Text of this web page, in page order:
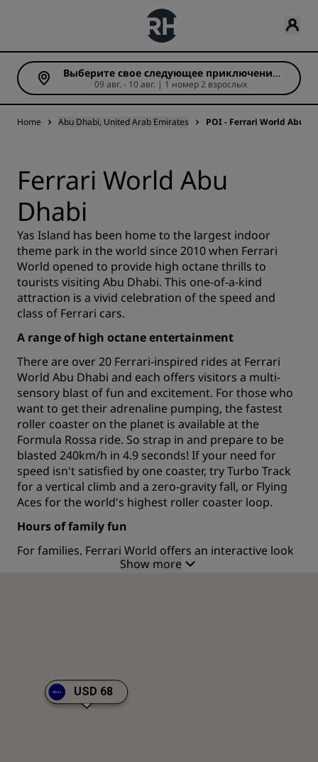
Выберите свое следующее приключение
(Число ночей: 1)09 авг. - 10 авг. | 1 номер 2 взрослых
Home Abu Dhabi, United Arab Emirates POI - Ferrari World Abu
Ferrari World Abu
Dhabi
Yas Island has been home to the largest indoor
theme park in the world since 2010 when Ferrari
World opened to provide high octane thrills to
tourists visiting Abu Dhabi. This one-of-a-kind
attraction is a vivid celebration of the speed and
class of Ferrari cars.
A range of high octane entertainment
There are over 20 Ferrari-inspired rides at Ferrari
World Abu Dhabi and each offers visitors a multi-
sensory blast of fun and excitement. For those who
want to get their adrenaline pumping, the fastest
roller coaster on the planet is available at the
Formula Rossa ride. So strap in and prepare to be
blasted 240km/h in 4.9 seconds! If your need for
speed isn't satisfied by one coaster, try Turbo Track
for a vertical climb and a zero-gravity fall, or Flying
Aces for the world's highest roller coaster loop.
Hours of family fun
For families, Ferrari World offers an interactive look
at the history of this world-famous car brand, as
Show more
USD 68